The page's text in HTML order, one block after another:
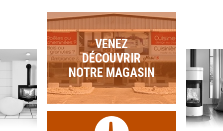
VENEZ
DÉCOUVRIR
NOTRE MAGASIN